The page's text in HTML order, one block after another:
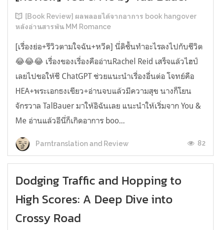
[Book Review] ผลพลอยได้จากอาการ book hangover
หลังอ่านสารพัน MM Romance
[เรื่องย่อ+รีวิวตามใจฉัน+หวีด] นี่ดิชั้นทำอะไรลงไปกับชีวิต
😂😂😂 เรื่องของเรื่องคืออ่านRachel Reid เสร็จแล้วไฮป์
เลยไปขอให้ชี ChatGPT ช่วยแนะนำเรื่องอื่นต่อ โจทย์คือ
HEA+พระเอกธงเขียว+อ่านจบแล้วมีความสุข นางก็โยน
จักรวาล TalBauer มาให้อิฉันเลย แนะนำให้เริ่มจาก You &
Me อ่านแล้วอีนี่ก็เกิดอาการ boo...
Parntranslation and Review 82
Dodging Traffic and Hopping to
High Scores: A Deep Dive into
Crossy Road